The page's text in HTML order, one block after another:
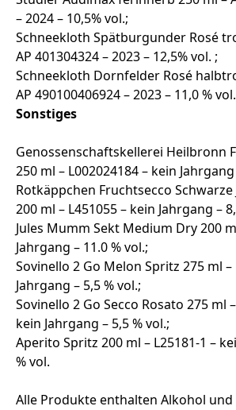
– 2024 – 10,5% vol.;
Schneekloth Spätburgunder Rosé
AP 401304324 – 2023 – 12,5% vol. ;
Schneekloth Dornfelder Rosé
AP 490100406924 – 2023 – 11,0 % vol.
Sonstiges
Genossenschaftskellerei Heilbronn
250 ml – L002024184 – kein Jahrgang
Rotkäppchen Fruchtsecco
200 ml – L451055 – kein Jahrgang –
Jules Mumm Sekt Medium Dry 200
Jahrgang – 11.0 % vol.;
Sovinello 2 Go Melon Spritz 275 ml –
Jahrgang – 5,5 % vol.;
Sovinello 2 Go Secco Rosato 275 ml
kein Jahrgang – 5,5 % vol.;
Aperito Spritz 200 ml – L25181-1 –
% vol.
Alle Produkte enthalten Alkohol